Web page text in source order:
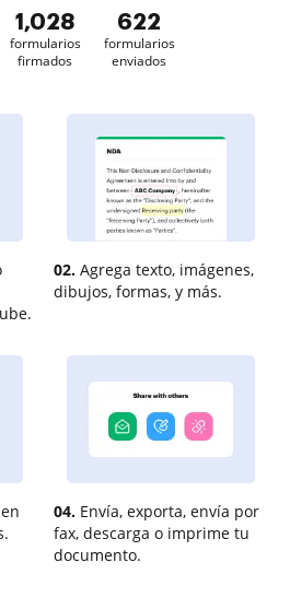
1,028
formularios
firmados
622
formularios
enviados
02. Agrega texto, imágenes,
dibujos, formas, y más.
04. Envía, exporta, envía por
fax, descarga o imprime tu
documento.